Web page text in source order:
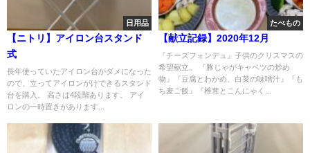
日用品
【ニトリ】アイロン台スタンド
式
長年使っていたアイロン台がダメになった
ので、立ってアイロンがけできるスタンド
台を購入。 高さは4段階あります。 アイ
ロンの一時置きがあります...
たべもの
【献立記録】2020年12月
『チーズフォンデュ』子供のクリスマスの
希望献立。 『豚じゃがキャベツの炒め
物』『豆腐とわかめ、白菜の味噌汁』『も
ち麦ご飯』『椎茸とこんにゃく...